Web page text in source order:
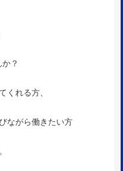
？
くれる方、
ながら働きたい方